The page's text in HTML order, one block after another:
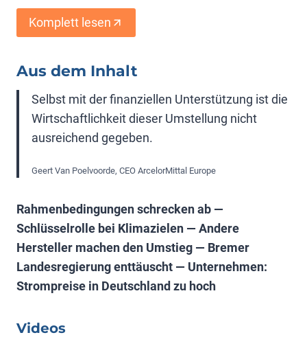
Komplett lesen
Aus dem Inhalt
Selbst mit der finanziellen Unterstützung ist die
Wirtschaftlichkeit dieser Umstellung nicht
ausreichend gegeben.
Geert Van Poelvoorde, CEO ArcelorMittal Europe
Rahmenbedingungen schrecken ab —
Schlüsselrolle bei Klimazielen — Andere
Hersteller machen den Umstieg — Bremer
Landesregierung enttäuscht — Unternehmen:
Strompreise in Deutschland zu hoch
Videos